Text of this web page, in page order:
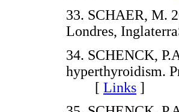
33. SCHAER, M.
Londres,
34. SCHENCK,
hyperthyroidism.
[ Links ]